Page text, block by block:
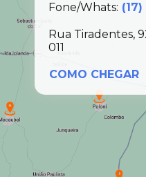
Fone/Whats:
Rua Tiradentes,
011
COMO CHEGAR